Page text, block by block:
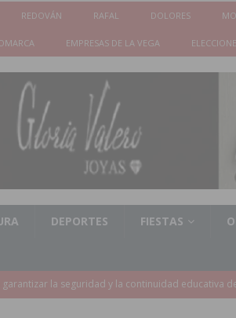
REDOVÁN RAFAL DOLORES
EMPRESAS DE LA VEGA
DEPORTES FIESTAS
de 2026 tras superar los 78.000 espectadores